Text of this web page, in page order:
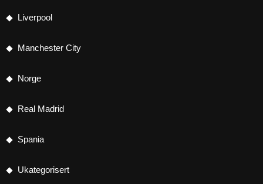
Liverpool
Manchester City
Norge
Real Madrid
Spania
Ukategorisert